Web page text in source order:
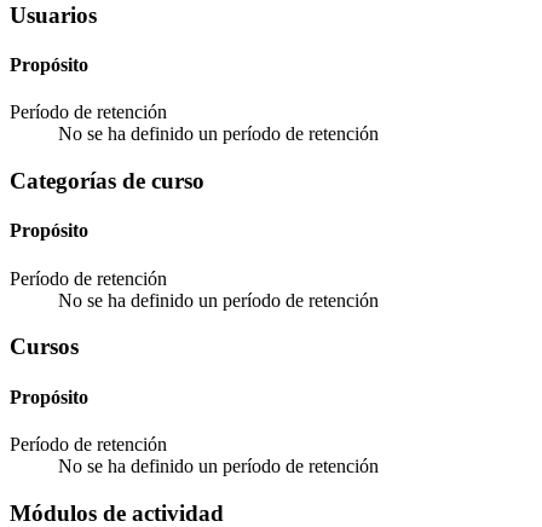
Usuarios
Propósito
Período de retención
No se ha definido un período de retención
Categorías de curso
Propósito
Período de retención
No se ha definido un período de retención
Cursos
Propósito
Período de retención
No se ha definido un período de retención
Módulos de actividad